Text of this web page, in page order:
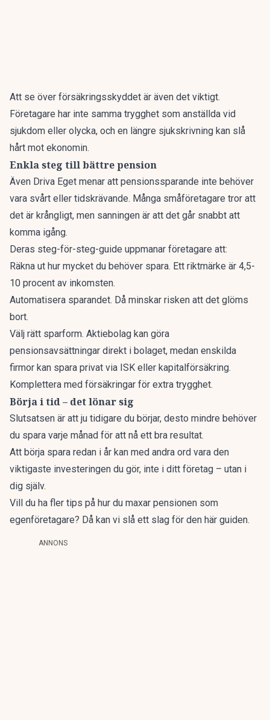
Att se över försäkringsskyddet är även det viktigt.
Företagare har inte samma trygghet som anställda vid
sjukdom eller olycka, och en längre sjukskrivning kan slå
hårt mot ekonomin.
Enkla steg till bättre pension
Även Driva Eget menar att pensionssparande inte behöver
vara svårt eller tidskrävande. Många småföretagare tror att
det är krångligt, men sanningen är att det går snabbt att
komma igång.
Deras steg-för-steg-guide uppmanar företagare att:
Räkna ut hur mycket du behöver spara. Ett riktmärke är 4,5-
10 procent av inkomsten.
Automatisera sparandet. Då minskar risken att det glöms
bort.
Välj rätt sparform. Aktiebolag kan göra
pensionsavsättningar direkt i bolaget, medan enskilda
firmor kan spara privat via ISK eller kapitalförsäkring.
Komplettera med försäkringar för extra trygghet.
Börja i tid – det lönar sig
Slutsatsen är att ju tidigare du börjar, desto mindre behöver
du spara varje månad för att nå ett bra resultat.
Att börja spara redan i år kan med andra ord vara den
viktigaste investeringen du gör, inte i ditt företag – utan i
dig själv.
Vill du ha fler tips på hur du maxar pensionen som
egenföretagare? Då kan vi slå ett slag för den här guiden.
ANNONS